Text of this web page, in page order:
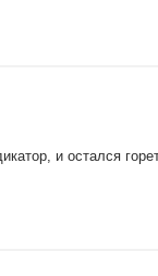
и остался